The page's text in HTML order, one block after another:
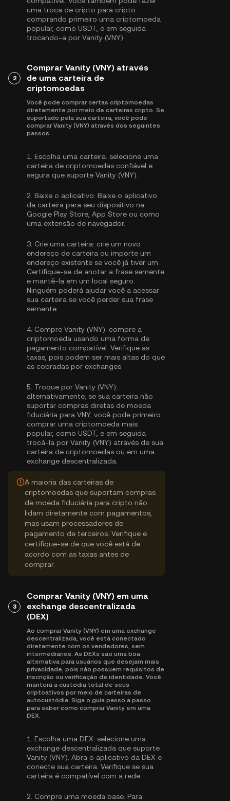
uma troca de cripto para cripto
comprando primeiro uma criptomoeda
popular, como USDT , e em seguida
trocando-a por Vanity (VNY).
2
Comprar Vanity (VNY) através
de uma carteira de
criptomoedas
Você pode comprar certas criptomoedas
diretamente por meio de carteiras cripto. Se
suportado pela sua carteira, você pode
comprar Vanity (VNY) através dos seguintes
passos:
1. Escolha uma carteira: selecione uma
carteira de criptomoedas confiável e
segura que suporte Vanity (VNY).
2. Baixe o aplicativo: Baixe o aplicativo
da carteira para seu dispositivo na
Google Play Store, App Store ou como
uma extensão de navegador.
3. Crie uma carteira: crie um novo
endereço de carteira ou importe um
endereço existente se você já tiver um.
Certifique-se de anotar a frase semente
e mantê-la em um local seguro.
Ninguém poderá ajudar você a acessar
sua carteira se você perder sua frase
semente.
4. Compre Vanity (VNY): compre a
criptomoeda usando uma forma de
pagamento compatível. Verifique as
taxas, pois podem ser mais altas do que
as cobradas por exchanges.
5. Troque por Vanity (VNY):
alternativamente, se sua carteira não
suportar compras diretas de moeda
fiduciária para VNY, você pode primeiro
comprar uma criptomoeda mais
popular, como USDT, e em seguida
trocá-la por Vanity (VNY) através de sua
carteira de criptomoedas ou em uma
exchange descentralizada.
A maioria das carteiras de
criptomoedas que suportam compras
de moeda fiduciária para cripto não
lidam diretamente com pagamentos,
mas usam processadores de
pagamento de terceiros. Verifique e
certifique-se de que você está de
acordo com as taxas antes de
comprar.
3
Comprar Vanity (VNY) em uma
exchange descentralizada
(DEX)
Ao comprar Vanity (VNY) em uma exchange
descentralizada, você está conectado
diretamente com os vendedores, sem
intermediários. As DEXs são uma boa
alternativa para usuários que desejam mais
privacidade, pois não possuem requisitos de
inscrição ou verificação de identidade. Você
manterá a custódia total de seus
criptoativos por meio de carteiras de
autocustódia. Siga o guia passo a passo
para saber como comprar Vanity em uma
DEX.
1. Escolha uma DEX: selecione uma
exchange descentralizada que suporte
Vanity (VNY). Abra o aplicativo da DEX e
conecte sua carteira. Verifique se sua
carteira é compatível com a rede.
2. Compre uma moeda base: Para